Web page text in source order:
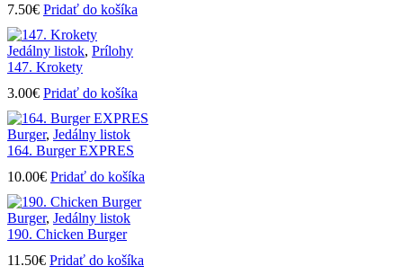
7.50€ Pridať do košíka
Jedálny listok, Prílohy
147. Krokety
3.00€ Pridať do košíka
Burger, Jedálny listok
164. Burger EXPRES
10.00€ Pridať do košíka
Burger, Jedálny listok
190. Chicken Burger
11.50€ Pridať do košíka